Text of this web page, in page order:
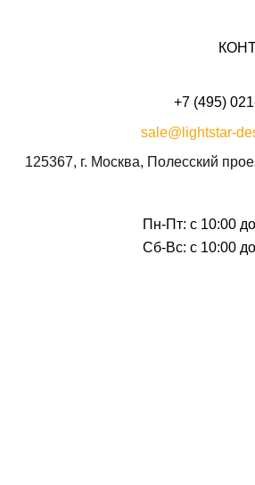
+7 (495)
sale@lightstar-
125367, г. Москва, Полесский
Пн-Пт: с 10:00
Сб-Вс: с 10:00